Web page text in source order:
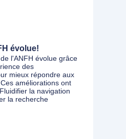
évolue!
l'ANFH évolue grâce
des
mieux répondre aux
améliorations ont
la navigation
la recherche